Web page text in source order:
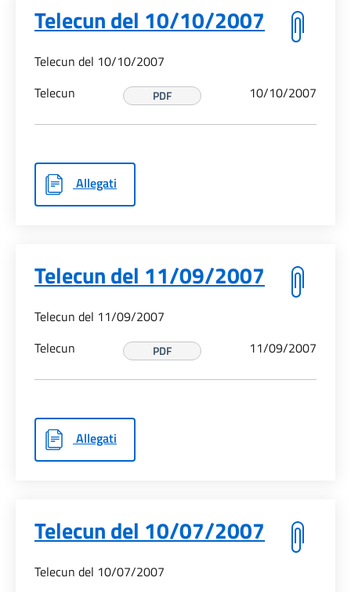
Telecun del 10/10/2007
Telecun del 10/10/2007
Telecun
PDF 10/10/2007
Allegati
Telecun del 11/09/2007
Telecun del 11/09/2007
Telecun
PDF 11/09/2007
Allegati
Telecun del 10/07/2007
Telecun del 10/07/2007